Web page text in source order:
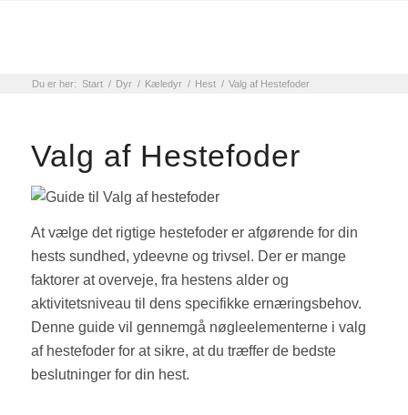
Du er her: Start / Dyr / Kæledyr / Hest / Valg af Hestefoder
Valg af Hestefoder
At vælge det rigtige hestefoder er afgørende for din
hests sundhed, ydeevne og trivsel. Der er mange
faktorer at overveje, fra hestens alder og
aktivitetsniveau til dens specifikke ernæringsbehov.
Denne guide vil gennemgå nøgleelementerne i valg
af hestefoder for at sikre, at du træffer de bedste
beslutninger for din hest.